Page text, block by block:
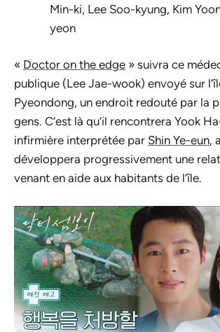
Min-ki, Lee Soo-kyung, Kim
yeon
« Doctor on the edge » suivra ce
publique (Lee Jae-wook) envoyé sur
Pyeondong, un endroit redouté par la
gens. C’est là qu’il rencontrera Yook
infirmière interprétée par Shin Ye-eun,
développera progressivement une
venant en aide aux habitants de l’île.